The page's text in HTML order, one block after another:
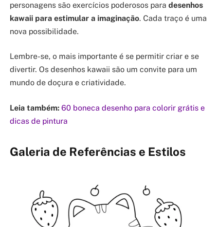
personagens são exercícios poderosos para desenhos
kawaii para estimular a imaginação. Cada traço é uma
nova possibilidade.
Lembre-se, o mais importante é se permitir criar e se
divertir. Os desenhos kawaii são um convite para um
mundo de doçura e criatividade.
Leia também: 60 boneca desenho para colorir grátis e
dicas de pintura
Galeria de Referências e Estilos